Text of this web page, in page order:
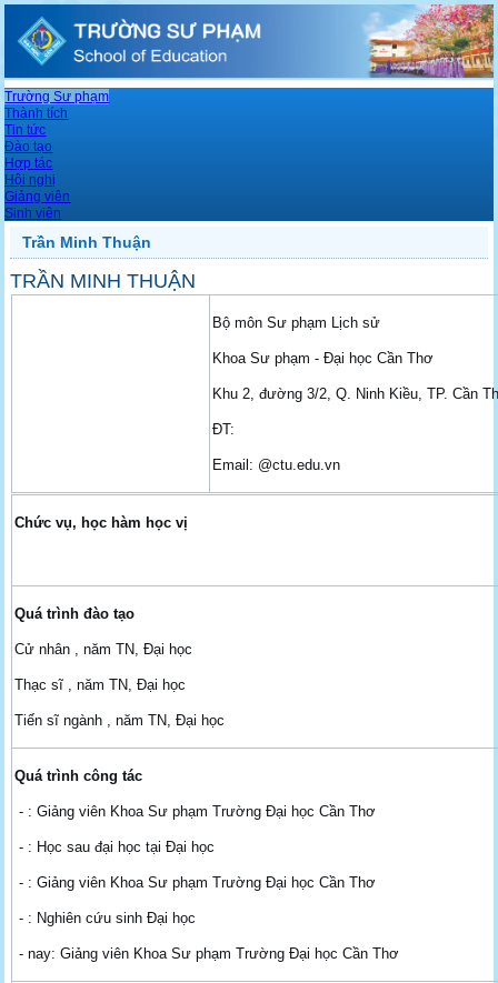
Trường Sư phạm
Thành tích
Tin tức
Đào tạo
Hợp tác
Hội nghị
Giảng viên
Sinh viên
Trần Minh Thuận
TRẦN MINH THUẬN
Bộ môn Sư phạm Lịch sử
Khoa Sư phạm - Đại học Cần Thơ
Khu 2, đường 3/2, Q. Ninh Kiều, TP. Cần
ĐT:
Email: @ctu.edu.vn
Chức vụ, học hàm học vị
Quá trình đào tạo
Cử nhân , năm TN, Đại học
Thạc sĩ , năm TN, Đại học
Tiến sĩ ngành , năm TN, Đại học
Quá trình công tác
- : Giảng viên Khoa Sư phạm Trường Đại học Cần Thơ
- : Học sau đại học tại Đại học
- : Giảng viên Khoa Sư phạm Trường Đại học Cần Thơ
- : Nghiên cứu sinh Đại học
- nay: Giảng viên Khoa Sư phạm Trường Đại học Cần Thơ